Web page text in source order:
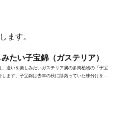
ます。
たい子宝錦（ガステリア）
、違いを楽しみたいガステリア属の多肉植物の「子宝
します。子宝錦は去年の秋に躊躇っていた株分けをし